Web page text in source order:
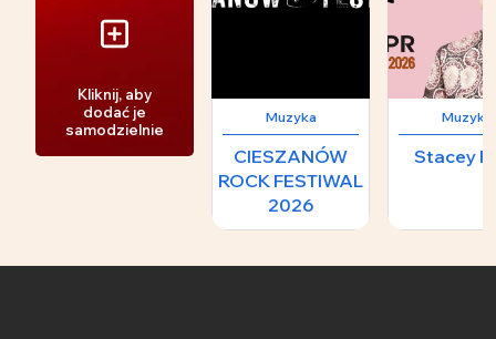
Kliknij, aby
dodać je
samodzielnie
Muzyka
CIESZANÓW
ROCK FESTIWAL
2026
Muzyka
Stacey